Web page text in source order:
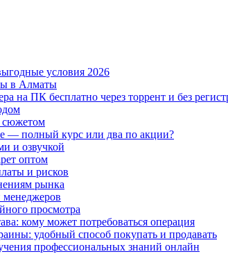
условия 2026
в Алматы
на ПК бесплатно через торрент и без
сюжетом
— полный курс или два по акции?
и озвучкой
оптом
и рисков
рынка
менеджеров
просмотра
кому может потребоваться операция
удобный способ покупать и продавать
профессиональных знаний онлайн